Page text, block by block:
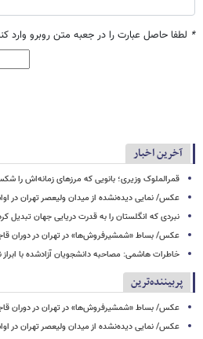
* لطفا حاصل عبارت را در جعبه متن روبرو وارد
آخرین اخبار
قمرالملوک وزیری؛ بانویی که مرزهای زمانه‌اش را
عکس/ نمایی دیده‌نشده از میدان ولیعصر تهران در
نبردی که انگلستان را به قدرت دریایی جهان تبدیل
عکس/ بساط «شمشیرفروش‌ها» در تهران در دوران
خاطرات هاشمی: مصاحبه دانشجویان آزادشده با
پربیننده‌ترین
عکس/ بساط «شمشیرفروش‌ها» در تهران در دوران
عکس/ نمایی دیده‌نشده از میدان ولیعصر تهران در